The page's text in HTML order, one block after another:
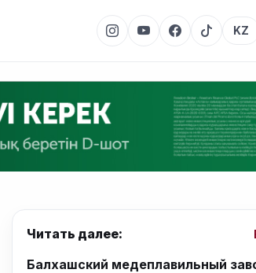
KZ
Читать далее:
Балхашский медеплавильный